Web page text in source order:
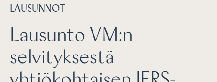
LAUSUNNOT
Lausunto VM:n
selvityksestä